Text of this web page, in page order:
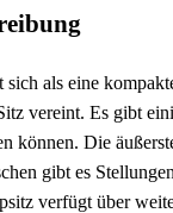
als eine
vereint. Es gibt
können. Die
gibt es
verfügt über